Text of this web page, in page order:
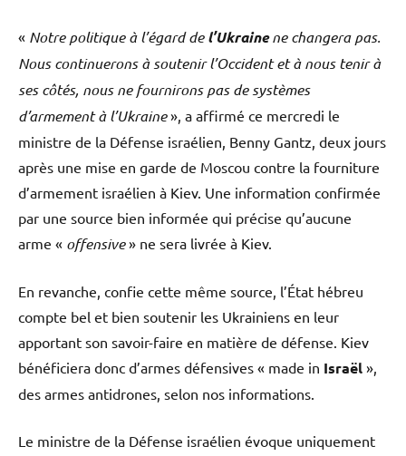
« Notre politique à l’égard del’Ukrainene changera pas.
Nous continuerons à soutenir l’Occident et à nous tenir à
ses côtés, nous ne fournirons pas de systèmes
d’armement à l’Ukraine», a affirmé ce mercredi le
ministre de la Défense israélien, Benny Gantz, deux jours
après une mise en garde de Moscou contre la fourniture
d’armement israélien à Kiev. Une information confirmée
par une source bien informée qui précise qu’aucune
arme « offensive» ne sera livrée à Kiev.
En revanche, confie cette même source, l’État hébreu
compte bel et bien soutenir les Ukrainiens en leur
apportant son savoir-faire en matière de défense. Kiev
bénéficiera donc d’armes défensives « made in Israël »,
des armes antidrones, selon nos informations.
Le ministre de la Défense israélien évoque uniquement